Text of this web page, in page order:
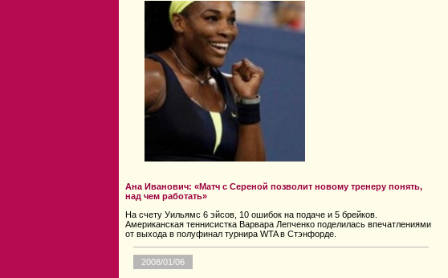
Ана Иванович: «Матч с Сереной позволит новому тренеру понять,
над чем работать»
На счету Уильямс 6 эйсов, 10 ошибок на подаче и 5 брейков.
Американская теннисистка Варвара Лепченко поделилась впечатлениями
от выхода в полуфинал турнира WTA в Стэнфорде.
2008/01/06